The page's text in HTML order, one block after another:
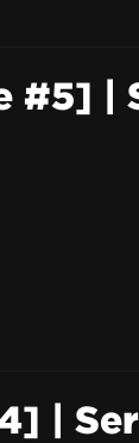
#5] |
|